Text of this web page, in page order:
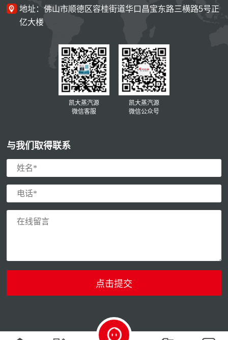
地址：佛山市顺德区容桂街道华口昌宝东路三横路5号正
亿大楼
凯大蒸汽源
微信客服
凯大蒸汽源
微信公众号
与我们取得联系